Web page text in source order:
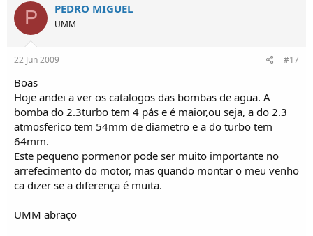
P PEDRO MIGUEL
UMM
22 Jun 2009 #17
Boas
Hoje andei a ver os catalogos das bombas de agua. A
bomba do 2.3turbo tem 4 pás e é maior,ou seja, a do 2.3
atmosferico tem 54mm de diametro e a do turbo tem
64mm.
Este pequeno pormenor pode ser muito importante no
arrefecimento do motor, mas quando montar o meu venho
ca dizer se a diferença é muita.
UMM abraço